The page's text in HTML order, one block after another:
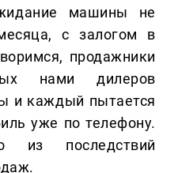
машины не
с залогом в
продажники
нами дилеров
и каждый пытается
уже по телефону.
из последствий